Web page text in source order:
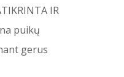
IR
puikų
gerus